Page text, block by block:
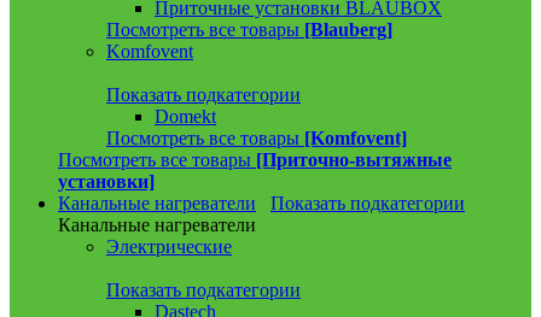
Приточные установки BLAUBOX
Посмотреть все товары [Blauberg]
Komfovent
Показать подкатегории
Domekt
Посмотреть все товары [Komfovent]
Посмотреть все товары [Приточно-вытяжные
установки]
Канальные нагреватели
Показать подкатегории
Канальные нагреватели
Электрические
Показать подкатегории
Dastech